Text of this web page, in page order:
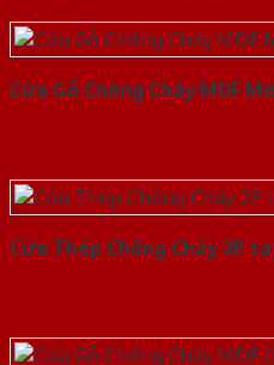
Cửa Gỗ Chống Cháy MDF
Cửa Thép Chống Cháy 2P